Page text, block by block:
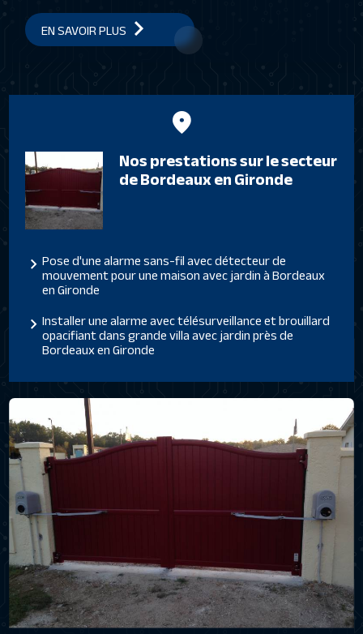
EN SAVOIR PLUS
Nos prestations sur le secteur
de Bordeaux en Gironde
Pose d'une alarme sans-fil avec détecteur de
mouvement pour une maison avec jardin à Bordeaux
en Gironde
Installer une alarme avec télésurveillance et brouillard
opacifiant dans grande villa avec jardin près de
Bordeaux en Gironde